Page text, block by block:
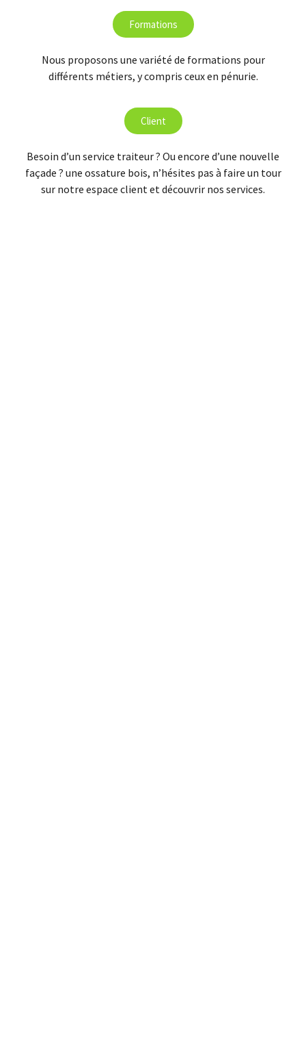
Formations
Nous proposons une variété de formations pour
différents métiers, y compris ceux en pénurie.
Client
Besoin d’un service traiteur ? Ou encore d’une nouvelle
façade ? une ossature bois, n’hésites pas à faire un tour
sur notre espace client et découvrir nos services.